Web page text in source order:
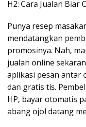
H2: Cara Jualan Biar
Punya resep
mendatangkan
promosinya. Nah,
jualan online
aplikasi pesan antar
dan gratis tis.
HP, bayar otomatis
abang ojol datang